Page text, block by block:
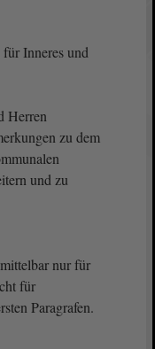
Inneres und
Herren
zu dem
und zu
nur für
für
Paragrafen.